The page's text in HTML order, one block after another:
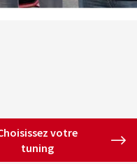
votre
tuning